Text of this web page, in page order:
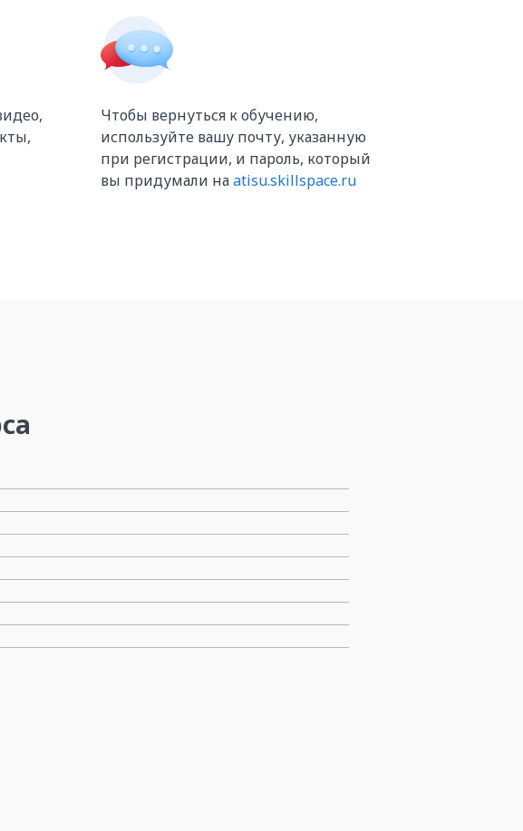
Чтобы вернуться к обучению,
используйте вашу почту, указанную
при регистрации, и пароль, который
вы придумали наatisu.skillspace.ru